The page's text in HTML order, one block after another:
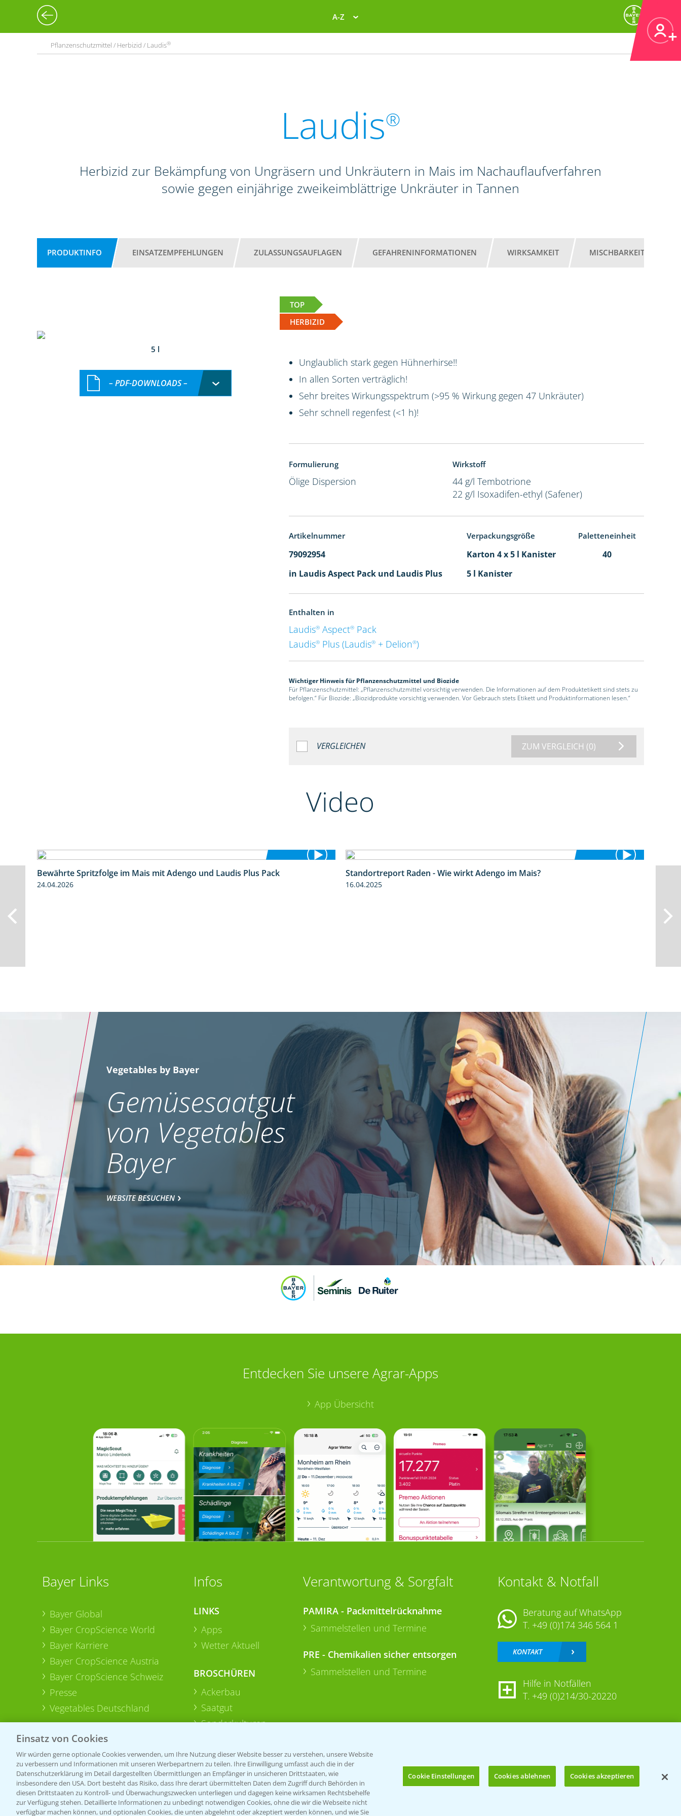
A-Z
Pflanzenschutzmittel / Herbizid / Laudis®
Laudis®
Herbizid zur Bekämpfung von Ungräsern und Unkräutern in Mais im Nachauflaufverfahren
sowie gegen einjährige zweikeimblättrige Unkräuter in Tannen
PRODUKTINFO EINSATZEMPFEHLUNGEN ZULASSUNGSAUFLAGEN GEFAHRENINFORMATIONEN WIRKSAMKEIT MISCHBARKEIT
TOP
HERBIZID
5 l
– PDF-DOWNLOADS –
Unglaublich stark gegen Hühnerhirse!!
In allen Sorten verträglich!
Sehr breites Wirkungsspektrum (>95 % Wirkung gegen 47 Unkräuter)
Sehr schnell regenfest (<1 h)!
Formulierung
Ölige Dispersion
Wirkstoff
44 g/l Tembotrione
22 g/l Isoxadifen-ethyl (Safener)
Artikelnummer Verpackungsgröße Paletteneinheit
79092954 Karton 4 x 5 l Kanister
40
in Laudis Aspect Pack und Laudis Plus
5 l Kanister
Enthalten in
Laudis® Aspect® Pack
Laudis® Plus (Laudis® + Delion®)
Wichtiger Hinweis für Pflanzenschutzmittel und Biozide
Für Pflanzenschutzmittel: „Pflanzenschutzmittel vorsichtig verwenden. Die Informationen auf dem Produktetikett sind stets zu
befolgen.“ Für Biozide: „Biozidprodukte vorsichtig verwenden. Vor Gebrauch stets Etikett und Produktinformationen lesen.“
VERGLEICHEN ZUM VERGLEICH (0)
Video
Bewährte Spritzfolge im Mais mit Adengo und Laudis Plus Pack
24.04.2026
Standortreport Raden - Wie wirkt Adengo im Mais?
16.04.2025
Vegetables by Bayer
Gemüsesaatgut
von Vegetables
Bayer
WEBSITE BESUCHEN
Entdecken Sie unsere Agrar-Apps
App Übersicht
Bayer Links
Bayer Global
Bayer CropScience World
Bayer Karriere
Bayer CropScience Austria
Bayer CropScience Schweiz
Presse
Vegetables Deutschland
Infos
LINKS
Apps
Wetter Aktuell
BROSCHÜREN
Ackerbau
Saatgut
Sonderkulturen
Verantwortung & Sorgfalt
PAMIRA - Packmittelrücknahme
Sammelstellen und Termine
PRE - Chemikalien sicher entsorgen
Sammelstellen und Termine
Kontakt & Notfall
Beratung auf WhatsApp
T. +49 (0)174 346 564 1
KONTAKT
Hilfe in Notfällen
T. +49 (0)214/30-20220
Einsatz von Cookies
Wir würden gerne optionale Cookies verwenden, um Ihre Nutzung dieser Website besser zu verstehen, unsere Website
zu verbessern und Informationen mit unseren Werbepartnern zu teilen. Ihre Einwilligung umfasst auch die in der
Datenschutzerklärung im Detail dargestellten Übermittlungen an Empfänger in unsicheren Drittstaaten, wie
insbesondere den USA. Dort besteht das Risiko, dass Ihre derart übermittelten Daten dem Zugriff durch Behörden in
diesen Drittstaaten zu Kontroll- und Überwachungszwecken unterliegen und dagegen keine wirksamen Rechtsbehelfe
zur Verfügung stehen. Detaillierte Informationen zu unbedingt notwendigen Cookies, ohne die wir die Webseite nicht
verfügbar machen können, und optionalen Cookies, die unten abgelehnt oder akzeptiert werden können, und wie Sie
Cookie Einstellungen Cookies ablehnen Cookies akzeptieren